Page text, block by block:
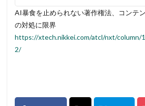
AI暴食を止められない著作権法、コンテ
の対処に限界
https://xtech.nikkei.com/atcl/nxt/column/
2/